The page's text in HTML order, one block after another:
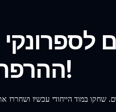
ההרפתקה!